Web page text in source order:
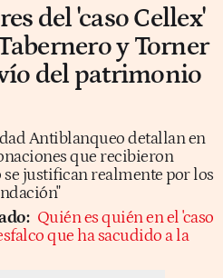
del 'caso Cellex'
y Torner
del patrimonio
Antiblanqueo detallan en
que recibieron
justifican realmente por los
Quién es quién en el 'caso
que ha sacudido a la